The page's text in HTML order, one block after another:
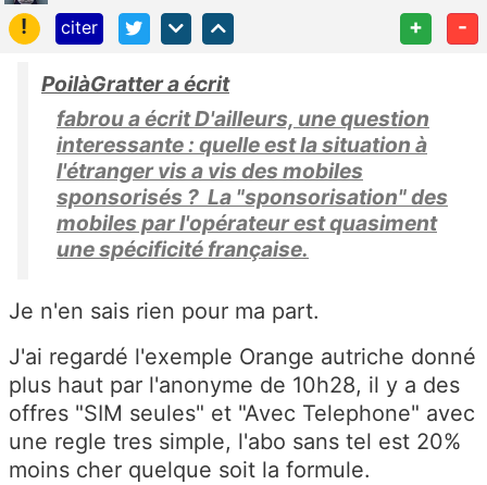
!
citer + -
PoilàGratter a écrit
fabrou a écrit D'ailleurs, une question
interessante : quelle est la situation à
l'étranger vis a vis des mobiles
sponsorisés ? La "sponsorisation" des
mobiles par l'opérateur est quasiment
une spécificité française.
Je n'en sais rien pour ma part.
J'ai regardé l'exemple Orange autriche donné
plus haut par l'anonyme de 10h28, il y a des
offres "SIM seules" et "Avec Telephone" avec
une regle tres simple, l'abo sans tel est 20%
moins cher quelque soit la formule.